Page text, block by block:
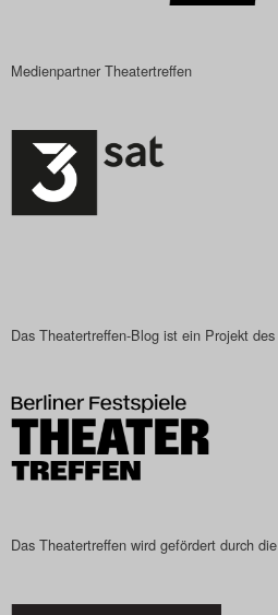
Medienpartner Theatertreffen
Das Theatertreffen-Blog ist ein Projekt des
Das Theatertreffen wird gefördert durch die